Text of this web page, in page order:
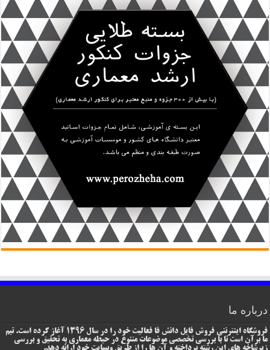
درباره ما
فروشگاه اینترنتی فروش فایل دانش فا فعالیت خود را در سال 1396 آغاز کرده است. تیم
ما برآن است تا با بررسی تخصصی موضوعات متنوع در حیطه معماری به تحقیق و بررسی
زیرشاخه های این رشته پرداخته و آن ها را از طریق وبسایت خود ارائه دهد.